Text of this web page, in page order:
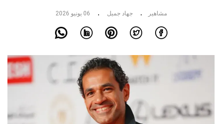
مشاهير جهاد جميل 06 يونيو 2026